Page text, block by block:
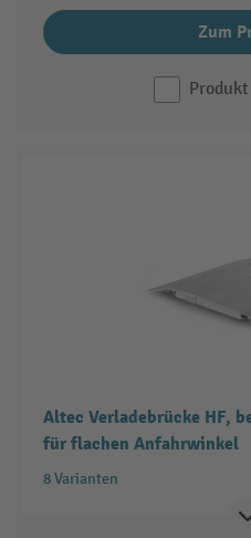
Zum
Altec Verladebrücke HF,
für flachen Anfahrwinkel
8 Varianten